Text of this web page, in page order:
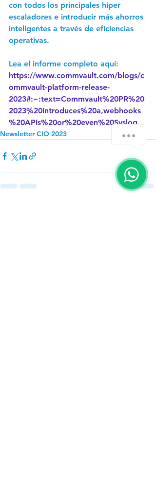
con todos los principales hiper
escaladores e introducir más ahorros
inteligentes a través de eficiencias
operativas.
Lea el informe completo aquí:
https://www.commvault.com/blogs/c
ommvault-platform-release-
2023#:~:text=Commvault%20PR%20
2023%20introduces%20a,webhooks
%20APIs%20or%20even%20Syslog.
Newsletter CIO 2023